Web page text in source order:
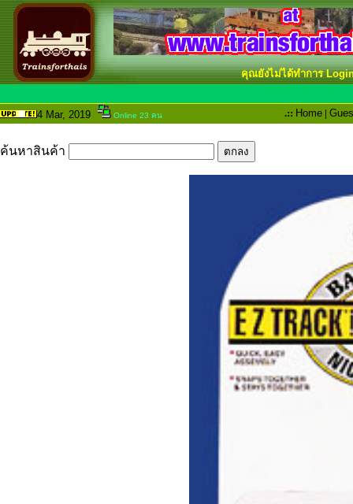
คุณยังไม่ได้ทำการ
4 Mar, 2019 Online 23 คน .:: Home |
ค้นหาสินค้า